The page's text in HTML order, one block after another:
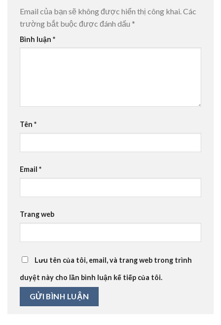
Email của bạn sẽ không được hiển thị công khai. Các
trường bắt buộc được đánh dấu *
Bình luận *
Tên *
Email *
Trang web
Lưu tên của tôi, email, và trang web trong trình
duyệt này cho lần bình luận kế tiếp của tôi.